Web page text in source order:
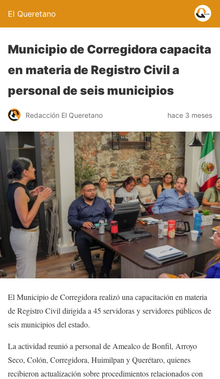
El Queretano
Municipio de Corregidora capacita
en materia de Registro Civil a
personal de seis municipios
Redacción El Queretano hace 3 meses
El Municipio de Corregidora realizó una capacitación en materia
de Registro Civil dirigida a 45 servidoras y servidores públicos de
seis municipios del estado.
La actividad reunió a personal de Amealco de Bonfil, Arroyo
Seco, Colón, Corregidora, Huimilpan y Querétaro, quienes
recibieron actualización sobre procedimientos relacionados con